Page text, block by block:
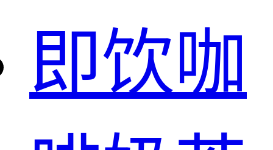
即饮咖